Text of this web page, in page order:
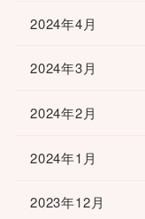
2024年4月
2024年3月
2024年2月
2024年1月
2023年12月